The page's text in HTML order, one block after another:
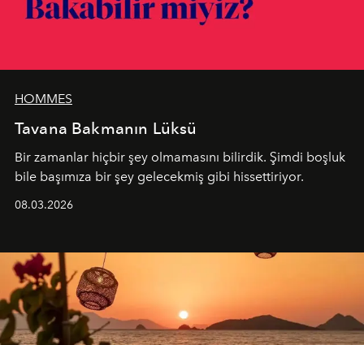
HOMMES
Tavana Bakmanın Lüksü
Bir zamanlar hiçbir şey olmamasını bilirdik. Şimdi boşluk
bile başımıza bir şey gelecekmiş gibi hissettiriyor.
08.03.2026